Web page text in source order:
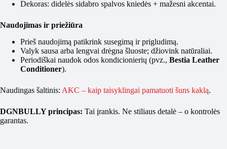
Dekoras: didelės sidabro spalvos kniedės + mažesni akcentai.
Naudojimas ir priežiūra
Prieš naudojimą patikrink susegimą ir prigludimą.
Valyk sausa arba lengvai drėgna šluoste; džiovink natūraliai.
Periodiškai naudok odos kondicionierių (pvz., Bestia Leather
Conditioner).
Naudingas šaltinis: AKC – kaip taisyklingai pamatuoti šuns kaklą.
DGNBULLY principas: Tai įrankis. Ne stiliaus detalė – o kontrolės
garantas.